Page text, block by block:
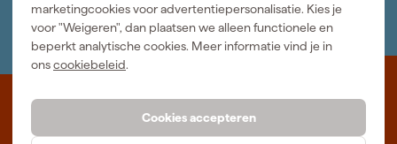
marketingcookies voor advertentiepersonalisatie. Kies je
voor "Weigeren", dan plaatsen we alleen functionele en
beperkt analytische cookies. Meer informatie vind je in
onscookiebeleid.
Cookies accepteren
Wij helpen je graag
Neem contact op met één van onze specialisten.
Waar staat Gereedschapcentrum voor